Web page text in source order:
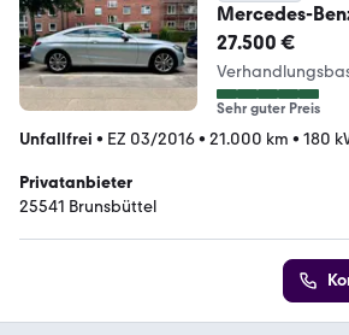
Mercedes-
27.500 €
Sehr guter Preis
Unfallfrei • EZ 03/2016• 21.000 km • 180
Privatanbieter
25541 Brunsbüttel